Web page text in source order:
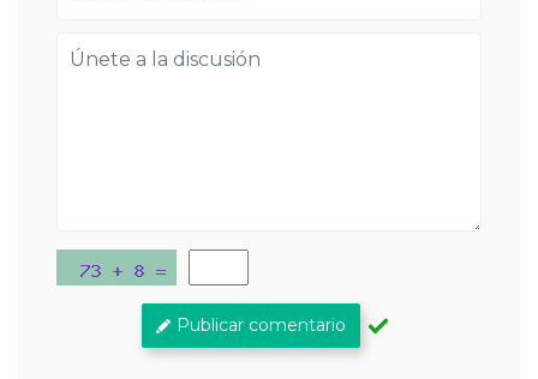
Publicar comentario